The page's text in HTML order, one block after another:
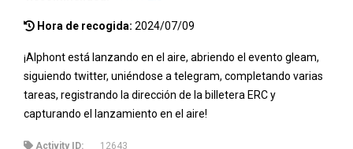
Hora de recogida: 2024/07/09
¡Alphont está lanzando en el aire, abriendo el evento gleam,
siguiendo twitter, uniéndose a telegram, completando varias
tareas, registrando la dirección de la billetera ERC y
capturando el lanzamiento en el aire!
Activity ID: 12643